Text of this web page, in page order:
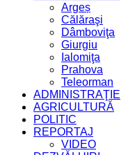
Argeș
Călăraşi
Dâmboviţa
Giurgiu
Ialomiţa
Prahova
Teleorman
ADMINISTRAŢIE
AGRICULTURĂ
POLITIC
REPORTAJ
VIDEO